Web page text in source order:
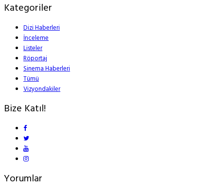
Kategoriler
Dizi Haberleri
İnceleme
Listeler
Röportaj
Sinema Haberleri
Tümü
Vizyondakiler
Bize Katıl!
Yorumlar